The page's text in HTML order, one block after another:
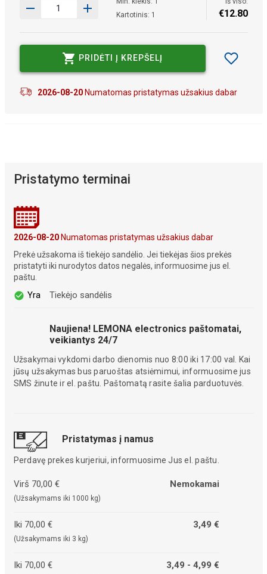
Kartotinis: 1
€12.80
PRIDĖTI Į KREPŠELĮ
2026-08-20Numatomas pristatymas užsakius dabar
Pristatymo terminai
2026-08-20Numatomas pristatymas užsakius dabar
Prekė užsakoma iš tiekėjo sandėlio. Jei tiekėjas šios prekės
pristatyti iki nurodytos datos negalės, informuosime jus el.
paštu.
Yra Tiekėjo sandėlis
Naujiena! LEMONA electronics paštomatai,
veikiantys 24/7
Užsakymai vykdomi darbo dienomis nuo 8:00 iki 17:00 val. Kai
jūsų užsakymas bus paruoštas atsiėmimui, informuosime jus
SMS žinute ir el. paštu. Paštomatą rasite šalia parduotuvės.
Pristatymas į namus
Perdavę prekes kurjeriui, informuosime Jus el. paštu.
Virš 70,00 €
(Užsakymams iki 1000 kg)
Nemokamai
Iki 70,00 €
(Užsakymams iki 3 kg)
3,49 €
Iki 70,00 € 3,49 - 4,99 €